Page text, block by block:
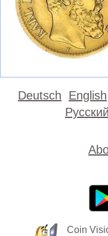
Deutsch English
Русский
Coin